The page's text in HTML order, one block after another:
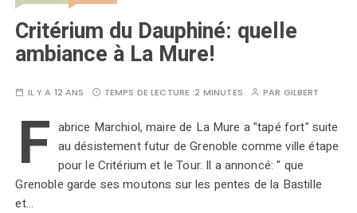
Critérium du Dauphiné: quelle
ambiance à La Mure!
IL Y A 12 ANS TEMPS DE LECTURE :2 MINUTES PAR GILBERT
F abrice Marchiol, maire de La Mure a "tapé fort" suite
au désistement futur de Grenoble comme ville étape
pour le Critérium et le Tour. Il a annoncé: " que
Grenoble garde ses moutons sur les pentes de la Bastille
et…